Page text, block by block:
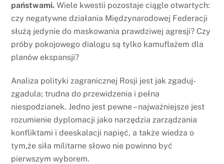
państwami.Wiele kwestii pozostaje ciągle otwartych:
czy negatywne działania Międzynarodowej Federacji
służą jedynie do maskowania prawdziwej agresji? Czy
próby pokojowego dialogu są tylko kamuflażem dla
planów ekspansji?
Analiza polityki zagranicznej Rosji jest jak zgaduj-
zgadula; trudna do przewidzenia i pełna
niespodzianek. Jedno jest pewne – najważniejsze jest
rozumienie dyplomacji jako narzędzia zarządzania
konfliktami i deeskalacji napięć, a także wiedza o
tym,że siła militarne słowo nie powinno być
pierwszym wyborem.